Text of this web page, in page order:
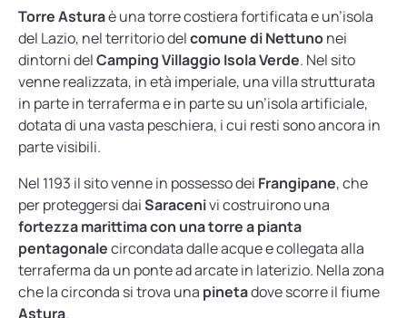
Torre Asturaè una torre costiera fortificata e un’isola
del Lazio, nel territorio delcomune di Nettunonei
dintorni delCamping Villaggio Isola Verde. Nel sito
venne realizzata, in età imperiale, una villa strutturata
in parte in terraferma e in parte su un’isola artificiale,
dotata di una vasta peschiera, i cui resti sono ancora in
parte visibili.
Nel 1193 il sito venne in possesso dei Frangipane, che
per proteggersi daiSaracenivi costruirono una
fortezza marittima con una torre a pianta
pentagonalecircondata dalle acque e collegata alla
terraferma da un ponte ad arcate in laterizio. Nella zona
che la circonda si trova una pinetadove scorre il fiume
Astura.